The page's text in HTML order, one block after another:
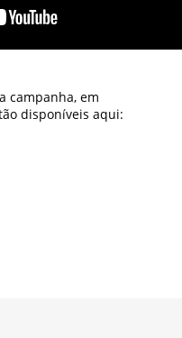
campanha, em
disponíveis aqui: